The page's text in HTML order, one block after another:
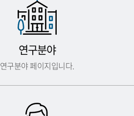
연구분야
연구분야 페이지입니다.